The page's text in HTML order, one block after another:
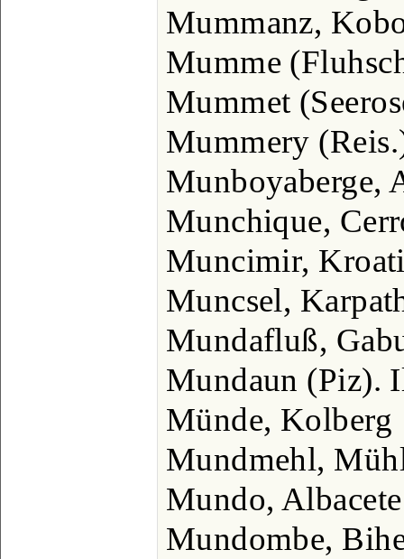
Mummanz,
Mumme
Mummet
Mummery
Munboyaberge,
Munchique,
Muncimir,
Muncsel,
Mundafluß,
Mundaun (Piz).
Münde, Kolberg
Mundmehl,
Mundo, Albacete
Mundombe,